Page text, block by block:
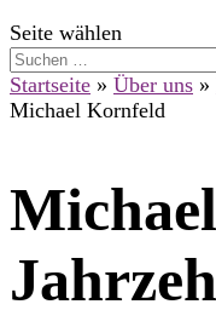
Seite wählen
Startseite » Über uns »
Michael Kornfeld